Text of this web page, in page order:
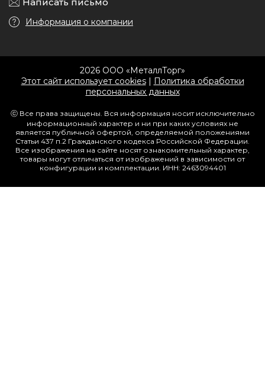
Информация о компании
2026 ООО «МеталлТорг»
Этот сайт использует cookies| Политика обработки
персональных данных
ⓒ Все права защищены. Вся информация носит исключительно
информационный характер и ни при каких условиях не
является публичной офертой, определяемой положениями
Статьи 437 п.2 Гражданского кодекса Российской Федерации.
Все изображения на сайте носят ознакомительный характер,
товары могут отличаться от изображений в зависимости от
конфигурации и комплектации. ИНН: 2463094401